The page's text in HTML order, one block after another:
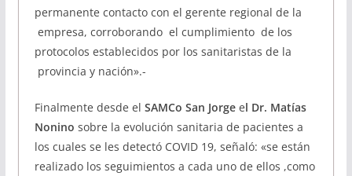
permanente contacto con el gerente regional de la
empresa, corroborando el cumplimiento de los
protocolos establecidos por los sanitaristas de la
provincia y nación».-
Finalmente desde el SAMCo San Jorgeel Dr. Matías
Nonino sobre la evolución sanitaria de pacientes a
los cuales se les detectó COVID 19, señaló: «se están
realizado los seguimientos a cada uno de ellos ,como